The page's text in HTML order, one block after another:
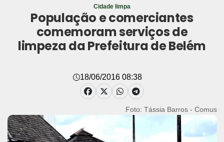
Cidade limpa
População e comerciantes
comemoram serviços de
limpeza da Prefeitura de Belém
18/06/2016 08:38
Foto: Tássia Barros - Comus